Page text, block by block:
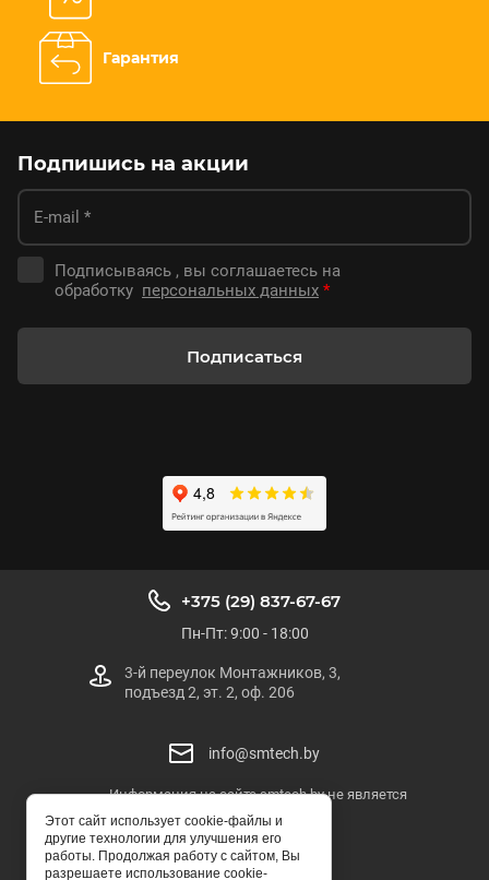
Гарантия
Подпишись на акции
Подписываясь , вы соглашаетесь на
обработку персональных данных *
Подписаться
SMTECH.BY
+375 (29) 837-67-67
Пн-Пт: 9:00 - 18:00
3-й переулок Монтажников, 3,
подъезд 2, эт. 2, оф. 206
info@smtech.by
Информация на сайте smtech.by не является
публичной офертой
Этот сайт использует cookie-файлы и
другие технологии для улучшения его
работы. Продолжая работу с сайтом, Вы
разрешаете использование cookie-